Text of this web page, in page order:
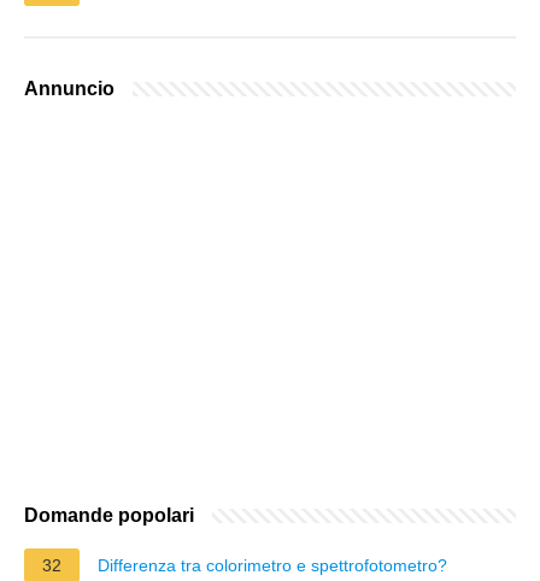
Annuncio
Domande popolari
32 Differenza tra colorimetro e spettrofotometro?